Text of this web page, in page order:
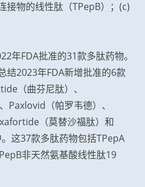
接物的线性肽（TPepB）；(c)
年FDA批准的31款多肽药物。
结2023年FDA新增批准的6款
（曲芬尼肽）、
Paxlovid（帕罗韦德）、
（莫替沙福肽）和
这37款多肽药物包括TPepA
非天然氨基酸线性肽19